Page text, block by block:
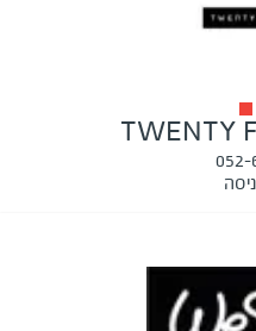
TWENTY
052-